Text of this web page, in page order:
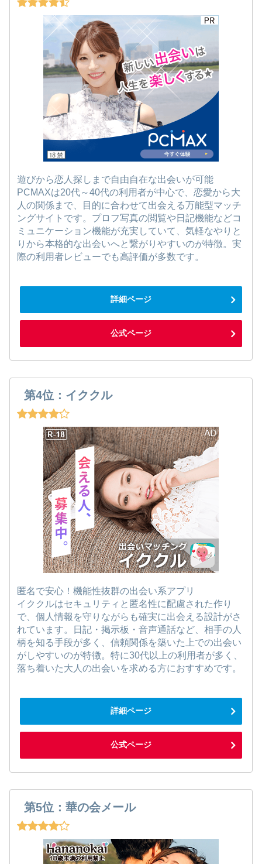
遊びから恋人探しまで自由自在な出会いが可能
PCMAXは20代～40代の利用者が中心で、恋愛から大
人の関係まで、目的に合わせて出会える万能型マッチ
ングサイトです。プロフ写真の閲覧や日記機能などコ
ミュニケーション機能が充実していて、気軽なやりと
りから本格的な出会いへと繋がりやすいのが特徴。実
際の利用者レビューでも高評価が多数です。
詳細ページ
公式ページ
第4位：イククル
匿名で安心！機能性抜群の出会い系アプリ
イククルはセキュリティと匿名性に配慮された作り
で、個人情報を守りながらも確実に出会える設計がさ
れています。日記・掲示板・音声通話など、相手の人
柄を知る手段が多く、信頼関係を築いた上での出会い
がしやすいのが特徴。特に30代以上の利用者が多く、
落ち着いた大人の出会いを求める方におすすめです。
詳細ページ
公式ページ
第5位：華の会メール